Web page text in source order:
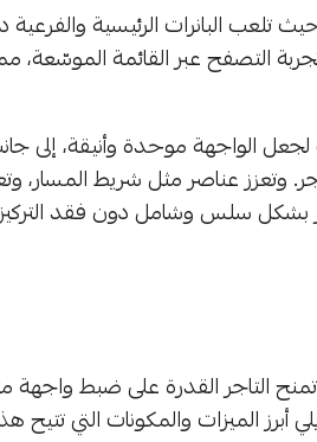
البانرات الرئيسية والفرعية
التصفح عبر القائمة الموسّعة،
الواجهة موحدة وأنيقة، إلى
وتعزز عناصر مثل شريط
بشكل سلس وشامل دون فقد
التاجر القدرة على ضبط واجهة
الميزات والمكونات التي تتيح